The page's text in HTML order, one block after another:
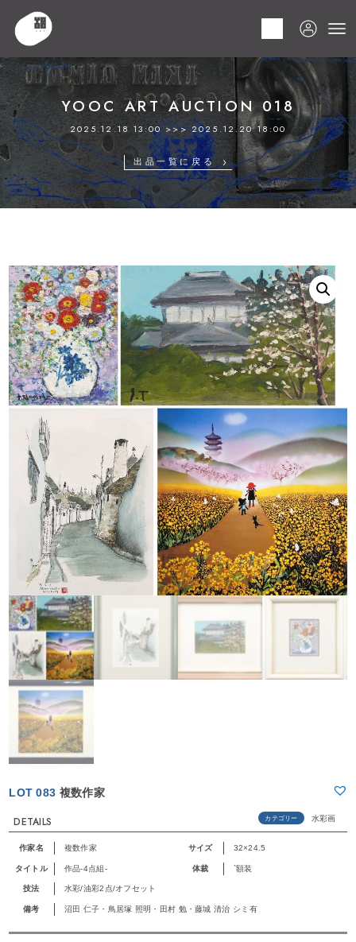
HOME
YOOC ART AUCTION 018
2025.12.18 13:00 >>> 2025.12.20 18:00
出品一覧に戻る
LOT 083 複数作家
DETAILS カテゴリー 水彩画
作家名 複数作家 サイズ 32×24.5
タイトル 作品‐4点組‐ 体裁 `額装
技法 水彩/油彩2点/オフセット
備考 沼田 仁子・鳥居塚 照明・田村 勉・藤城 清治 シミ有